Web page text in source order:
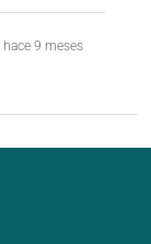
hace 9 meses